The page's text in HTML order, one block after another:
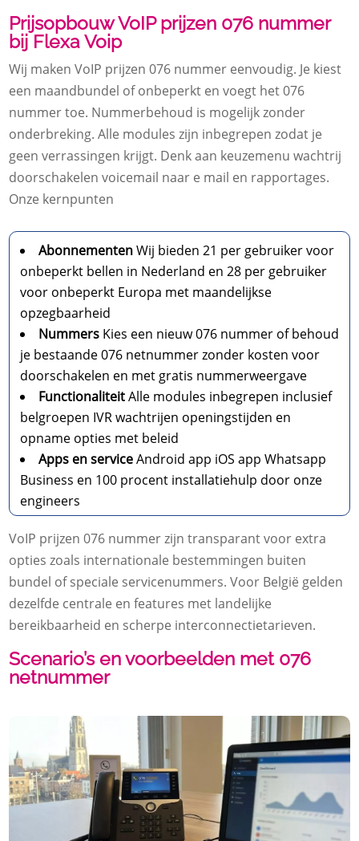
Prijsopbouw VoIP prijzen 076 nummer
bij Flexa Voip
Wij maken VoIP prijzen 076 nummer eenvoudig.​ Je kiest
een maandbundel of onbeperkt en voegt het 076
nummer toe.​ Nummerbehoud is mogelijk zonder
onderbreking.​ Alle modules zijn inbegrepen zodat je
geen verrassingen krijgt.​ Denk aan keuzemenu wachtrij
doorschakelen voicemail naar e mail en rapportages.​
Onze kernpunten
AbonnementenWij bieden 21 per gebruiker voor
onbeperkt bellen in Nederland en 28 per gebruiker
voor onbeperkt Europa met maandelijkse
opzegbaarheid
Nummers Kies een nieuw 076 nummer of behoud
je bestaande 076 netnummer zonder kosten voor
doorschakelen en met gratis nummerweergave
FunctionaliteitAlle modules inbegrepen inclusief
belgroepen IVR wachtrijen openingstijden en
opname opties met beleid
Apps en serviceAndroid app iOS app Whatsapp
Business en 100 procent installatiehulp door onze
engineers
VoIP prijzen 076 nummer zijn transparant voor extra
opties zoals internationale bestemmingen buiten
bundel of speciale servicenummers.​ Voor België gelden
dezelfde centrale en features met landelijke
bereikbaarheid en scherpe interconnectietarieven.​
Scenario’s en voorbeelden met 076
netnummer